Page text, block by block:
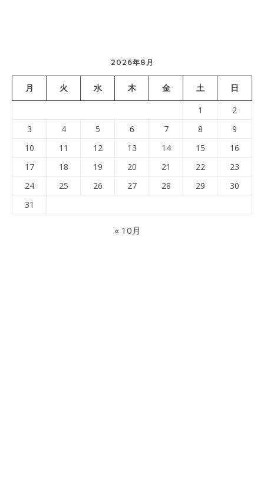
2026年8月
月 火 水 木 金 土 日
1
2
3
4 5 6 7 8
9
10
11 12 13 14 15
16
17
18 19 20 21 22
23
24
25 26 27 28 29
30
31
« 10月